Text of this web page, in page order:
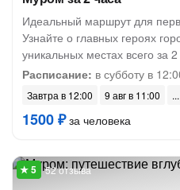
Идеальный маршрут для
Узнайте о главных героях
уникальных местах всего за
Расписание: в субботу в
Завтра в 12:00 9 авг в 11:00
1500 ₽за человека
52 отзыва